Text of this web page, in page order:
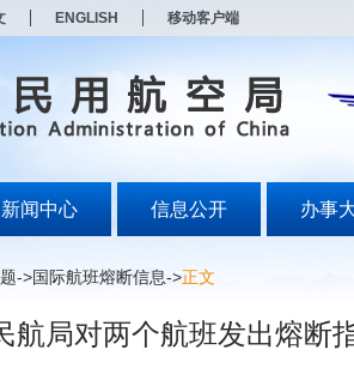
ENGLISH 移动客户端
新闻中心 信息公开 办事
->国际航班熔断信息->正文
航局对两个航班发出熔断